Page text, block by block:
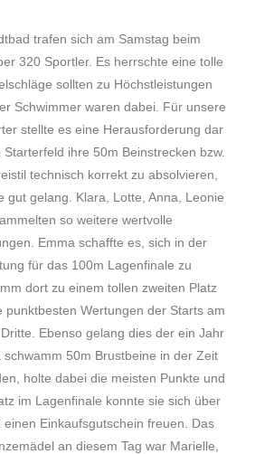
trafen sich am Samstag beim
320 Sportler. Es herrschte eine tolle
sollten zu Höchstleistungen
Schwimmer waren dabei. Für unsere
stellte es eine Herausforderung dar
ihre 50m Beinstrecken bzw.
technisch korrekt zu absolvieren,
gut gelang. Klara, Lotte, Anna, Leonie
so weitere wertvolle
Emma schaffte es, sich in der
für das 100m Lagenfinale zu
dort zu einem tollen zweiten Platz
punktbesten Wertungen der Starts am
Ebenso gelang dies der ein Jahr
50m Brustbeine in der Zeit
holte dabei die meisten Punkte und
im Lagenfinale konnte sie sich über
Einkaufsgutschein freuen. Das
an diesem Tag war Marielle,